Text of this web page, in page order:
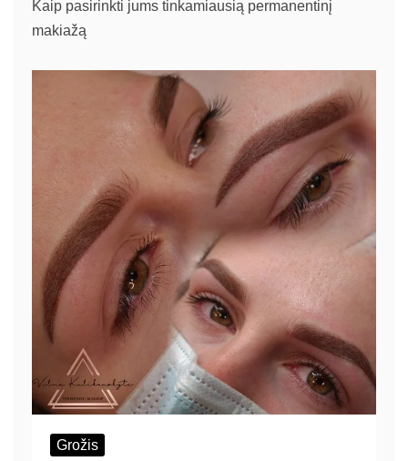
Kaip pasirinkti jums tinkamiausią permanentinį
makiažą
Grožis